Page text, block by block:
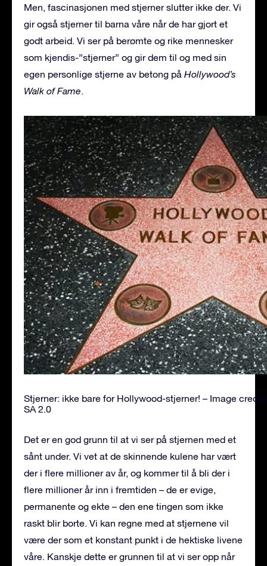
Men, fascinasjonen med stjerner slutter ikke der. Vi
gir også stjerner til barna våre når de har gjort et
godt arbeid. Vi ser på berømte og rike mennesker
som kjendis-”stjerner” og gir dem til og med sin
egen personlige stjerne av betong på Hollywood’s
Walk of Fame.
Stjerner: ikke bare for Hollywood-stjerner! – Image
SA 2.0
Det er en god grunn til at vi ser på stjernen med et
sånt under. Vi vet at de skinnende kulene har vært
der i flere millioner av år, og kommer til å bli der i
flere millioner år inn i fremtiden – de er evige,
permanente og ekte – den ene tingen som ikke
raskt blir borte. Vi kan regne med at stjernene vil
være der som et konstant punkt i de hektiske livene
våre. Kanskje dette er grunnen til at vi ser opp når